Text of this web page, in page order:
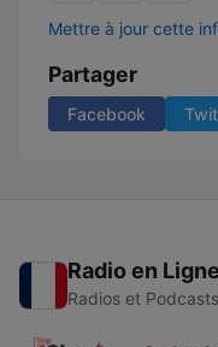
Mettre à jour cette
Partager
Facebook
Radio en Ligne
Radios et Podcasts